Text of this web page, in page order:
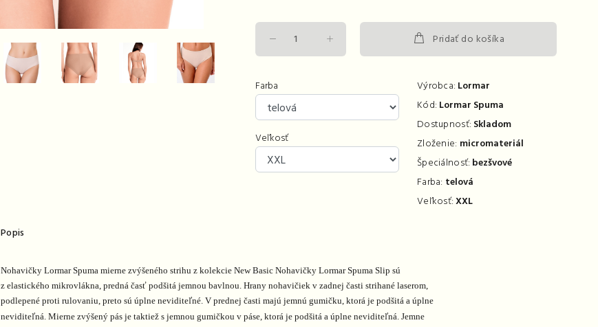
Pridať do košíka
Farba
Veľkosť
Výrobca: Lormar
Kód: Lormar Spuma
Dostupnosť: Skladom
Zloženie: micromateriál
Špeciálnosť: bezšvové
Farba: telová
Veľkosť:XXL
Popis
Nohavičky Lormar Spuma mierne zvýšeného strihu z kolekcie New Basic Nohavičky Lormar Spuma Slip sú
z elastického mikrovlákna, predná časť podšitá jemnou bavlnou. Hrany nohavičiek v zadnej časti strihané laserom,
podlepené proti rulovaniu, preto sú úplne neviditeľné. V prednej časti majú jemnú gumičku, ktorá je podšitá a úplne
neviditeľná. Mierne zvýšený pás je taktiež s jemnou gumičkou v páse, ktorá je podšitá a úplne neviditeľná. Jemne